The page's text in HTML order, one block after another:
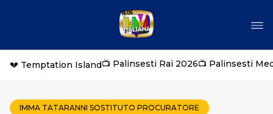
💔 Temptation Island📺 Palinsesti Rai 2026📺 Palinsesti
IMMA TATARANNI SOSTITUTO PROCURATORE